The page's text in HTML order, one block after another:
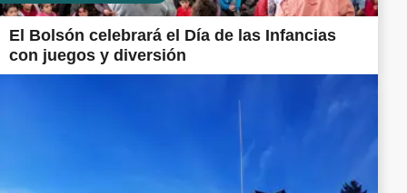
El Bolsón celebrará el Día de las Infancias
con juegos y diversión